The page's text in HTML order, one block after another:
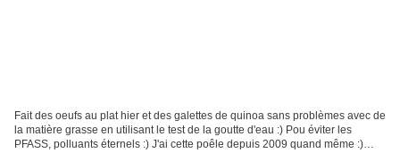
Fait des oeufs au plat hier et des galettes de quinoa sans problèmes avec de
la matière grasse en utilisant le test de la goutte d'eau :) Pou éviter les
PFASS, polluants éternels :) J'ai cette poêle depuis 2009 quand même :)